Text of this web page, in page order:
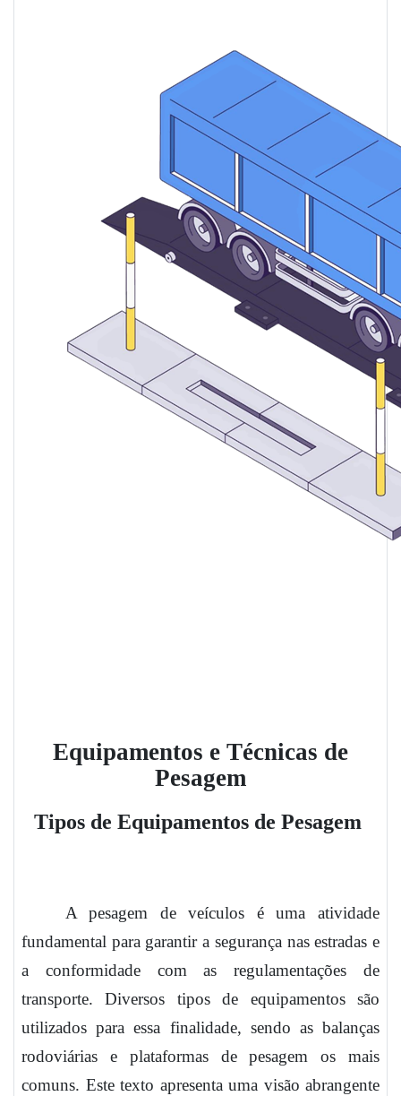
Equipamentos e Técnicas de
Pesagem
Tipos de Equipamentos de Pesagem
A pesagem de veículos é uma atividade
fundamental para garantir a segurança nas estradas e
a conformidade com as regulamentações de
transporte. Diversos tipos de equipamentos são
utilizados para essa finalidade, sendo as balanças
rodoviárias e plataformas de pesagem os mais
comuns. Este texto apresenta uma visão abrangente